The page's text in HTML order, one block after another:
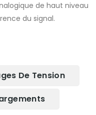
de haut niveau
du signal.
De Tension